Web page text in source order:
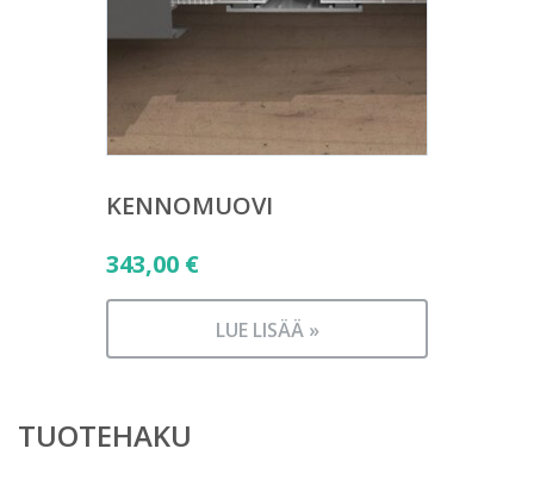
KENNOMUOVI
343,00 €
LUE LISÄÄ »
TUOTEHAKU